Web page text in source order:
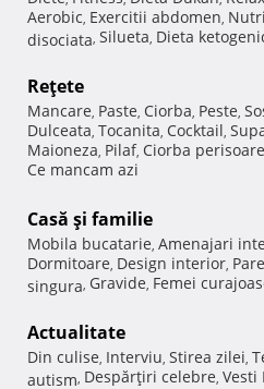
Aerobic, Exercitii abdomen,
disociata, Silueta, Dieta
Reţete
Mancare, Paste, Ciorba, Peste,
Dulceata, Tocanita, Cocktail,
Maioneza, Pilaf, Ciorba perisoare
Ce mancam azi
Casă şi familie
Mobila bucatarie, Amenajari
Dormitoare, Design interior,
singura, Gravide, Femei
Actualitate
Din culise, Interviu, Stirea zilei,
autism, Despărţiri celebre, Vesti